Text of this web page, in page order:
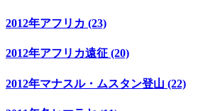
2012年アフリカ (23)
2012年アフリカ遠征 (20)
2012年マナスル・ムスタン登山 (22)